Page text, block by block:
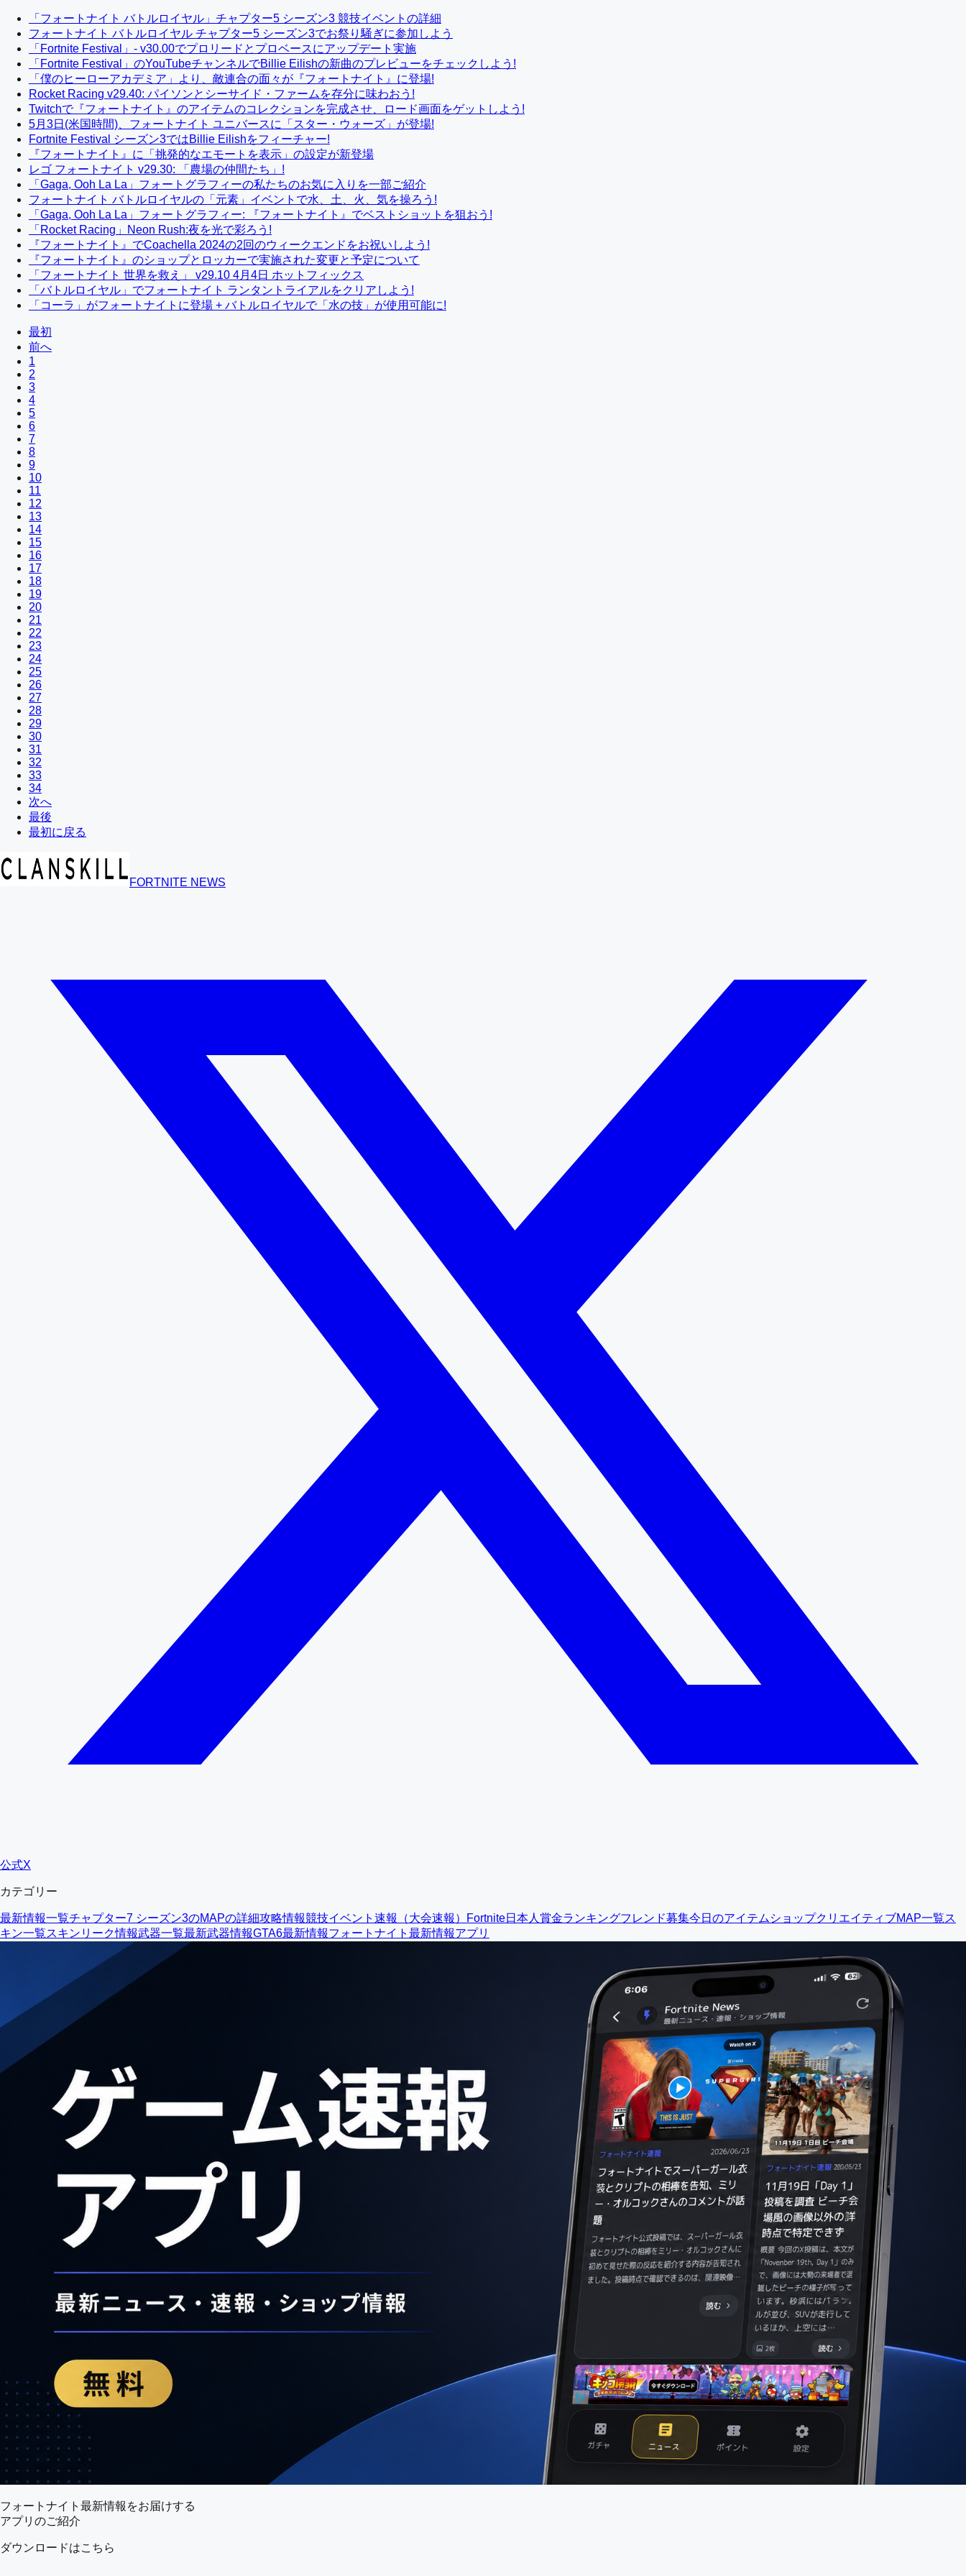
「フォートナイト バトルロイヤル」チャプター5 シーズン3 競技イベントの詳細
フォートナイト バトルロイヤル チャプター5 シーズン3でお祭り騒ぎに参加しよう
「Fortnite Festival」- v30.00でプロリードとプロベースにアップデート実施
「Fortnite Festival」のYouTubeチャンネルでBillie Eilishの新曲のプレビューをチェックしよう!
「僕のヒーローアカデミア」より、敵連合の面々が『フォートナイト』に登場!
Rocket Racing v29.40: パイソンとシーサイド・ファームを存分に味わおう!
Twitchで『フォートナイト』のアイテムのコレクションを完成させ、ロード画面をゲットしよう!
5月3日(米国時間)、フォートナイト ユニバースに「スター・ウォーズ」が登場!
Fortnite Festival シーズン3ではBillie Eilishをフィーチャー!
『フォートナイト』に「挑発的なエモートを表示」の設定が新登場
レゴ フォートナイト v29.30: 「農場の仲間たち」!
「Gaga, Ooh La La」フォートグラフィーの私たちのお気に入りを一部ご紹介
フォートナイト バトルロイヤルの「元素」イベントで水、土、火、気を操ろう!
「Gaga, Ooh La La」フォートグラフィー: 『フォートナイト』でベストショットを狙おう!
「Rocket Racing」Neon Rush:夜を光で彩ろう!
『フォートナイト』でCoachella 2024の2回のウィークエンドをお祝いしよう!
『フォートナイト』のショップとロッカーで実施された変更と予定について
「フォートナイト 世界を救え」 v29.10 4月4日 ホットフィックス
「バトルロイヤル」でフォートナイト ランタントライアルをクリアしよう!
「コーラ」がフォートナイトに登場 + バトルロイヤルで「水の技」が使用可能に!
最初
前へ
1
2
3
4
5
6
7
8
9
10
11
12
13
14
15
16
17
18
19
20
21
22
23
24
25
26
27
28
29
30
31
32
33
34
次へ
最後
最初に戻る
FORTNITE NEWS
公式X
カテゴリー
最新情報一覧チャプター7 シーズン3のMAPの詳細攻略情報競技イベント速報（大会速報） Fortnite日本人賞金ランキングフレンド募集今日のアイテムショップクリエイティブMAP一覧ス
キン一覧スキンリーク情報武器一覧最新武器情報GTA6最新情報フォートナイト最新情報アプリ
フォートナイト最新情報をお届けする
アプリのご紹介
ダウンロードはこちら